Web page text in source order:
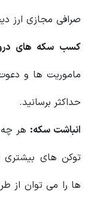
صرافی مجازی ارز
کسب سکه های
ماموریت ها و
حداکثر برسانید.
انباشت سکه: هر چه
توکن های بیشتری
ها را می توان از